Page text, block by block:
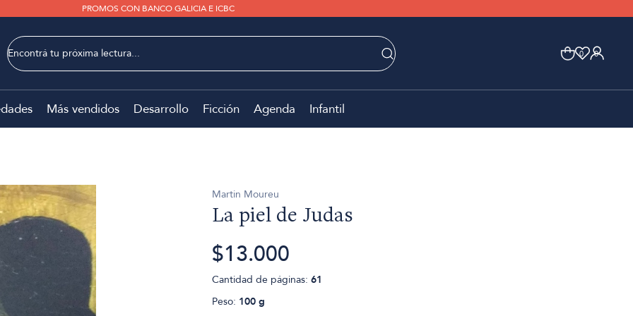
PROMOS CON BANCO GALICIA E ICBC
0 0
Más vendidos Desarrollo Ficción Agenda Infantil
Martin Moureu
La piel de Judas
$13.000
Cantidad de páginas: 61
Peso: 100 g